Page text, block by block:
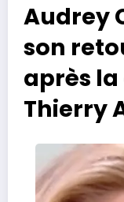
Audrey
son
après
Thierry